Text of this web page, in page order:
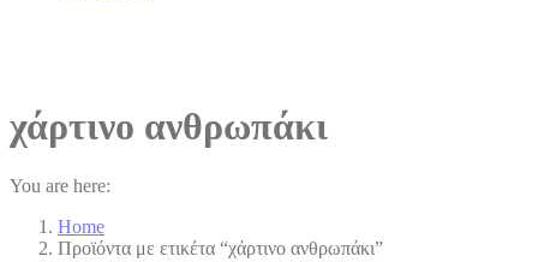
χάρτινο ανθρωπάκι
You are here:
Home
Προϊόντα με ετικέτα “χάρτινο ανθρωπάκι”